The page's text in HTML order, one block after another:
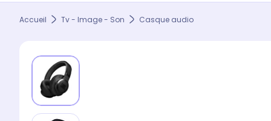
Accueil Tv - Image - Son Casque audio